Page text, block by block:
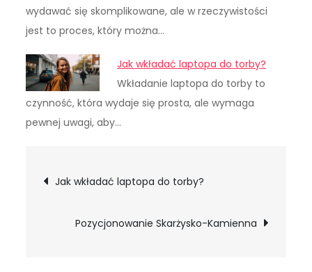
wydawać się skomplikowane, ale w rzeczywistości
jest to proces, który można…
Jak wkładać laptopa do torby?
Wkładanie laptopa do torby to
czynność, która wydaje się prosta, ale wymaga
pewnej uwagi, aby…
Nawigacja
wpisu
Jak wkładać laptopa do torby?
Pozycjonowanie Skarżysko-Kamienna